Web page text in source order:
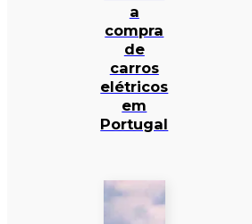
a
compra
de
carros
elétricos
em
Portugal